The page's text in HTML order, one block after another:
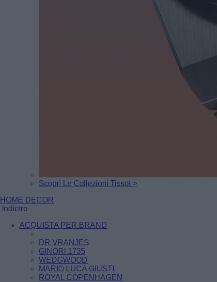
Scopri Le Collezioni Tissot >
HOME DECOR
Indietro
ACQUISTA PER BRAND
DR VRANJES
GINORI 1735
WEDGWOOD
MARIO LUCA GIUSTI
ROYAL COPENHAGEN